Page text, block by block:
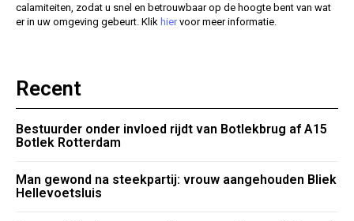
calamiteiten, zodat u snel en betrouwbaar op de hoogte bent van wat
er in uw omgeving gebeurt. Klik hiervoor meer informatie.
Recent
Bestuurder onder invloed rijdt van Botlekbrug af A15
Botlek Rotterdam
Man gewond na steekpartij: vrouw aangehouden Bliek
Hellevoetsluis